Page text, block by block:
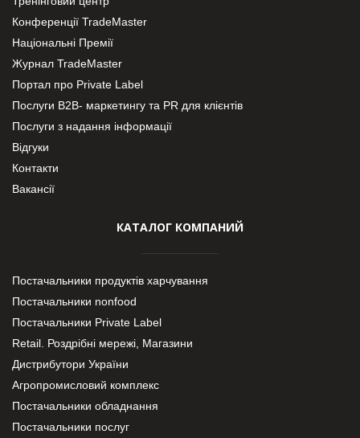
Конференції TradeMaster
Національні Премії
Журнал TradeMaster
Портал про Private Label
Послуги В2В- маркетингу та PR для клієнтів
Послуги з надання інформації
Відгуки
Контакти
Вакансії
КАТАЛОГ КОМПАНИЙ
Постачальники продуктів харчування
Постачальники nonfood
Постачальники Private Label
Retail. Роздрібні мережі, Магазини
Дистрибутори України
Агропромисловий комплекс
Постачальники обладнання
Постачальники послуг